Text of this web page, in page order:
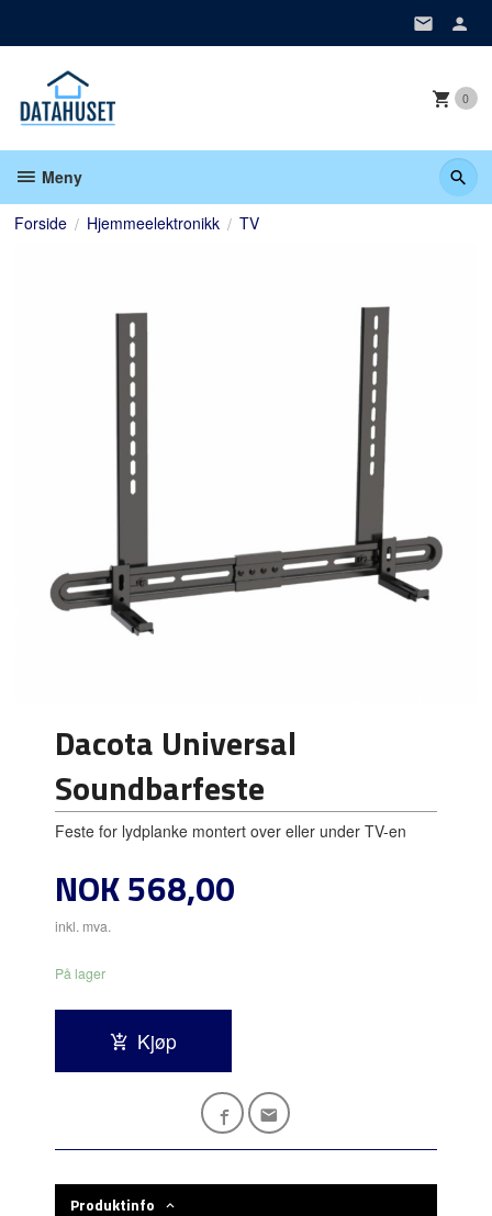
0
Meny
Forside Hjemmeelektronikk TV
Dacota Universal
Soundbarfeste
Feste for lydplanke montert over eller under TV-en
Pris
NOK568,00
inkl. mva.
På lager
Kjøp
Produktinfo